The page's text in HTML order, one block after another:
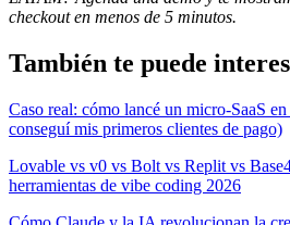
checkout en menos de 5 minutos.
También te puede
Caso real: cómo lancé un micro-SaaS
conseguí mis primeros clientes de pago)
Lovable vs v0 vs Bolt vs Replit vs
herramientas de vibe coding 2026